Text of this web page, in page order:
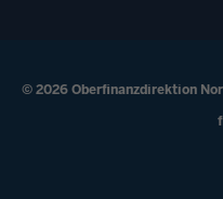
© 2026 Oberfinanzdirektion